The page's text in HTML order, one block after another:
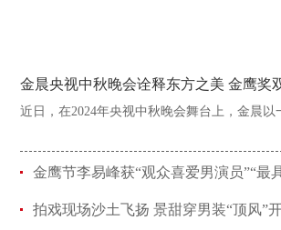
金晨央视中秋晚会诠释东方之美 金鹰奖
近日，在2024年央视中秋晚会舞台上，金晨以
拍戏现场沙土飞扬 景甜穿男装“顶风”